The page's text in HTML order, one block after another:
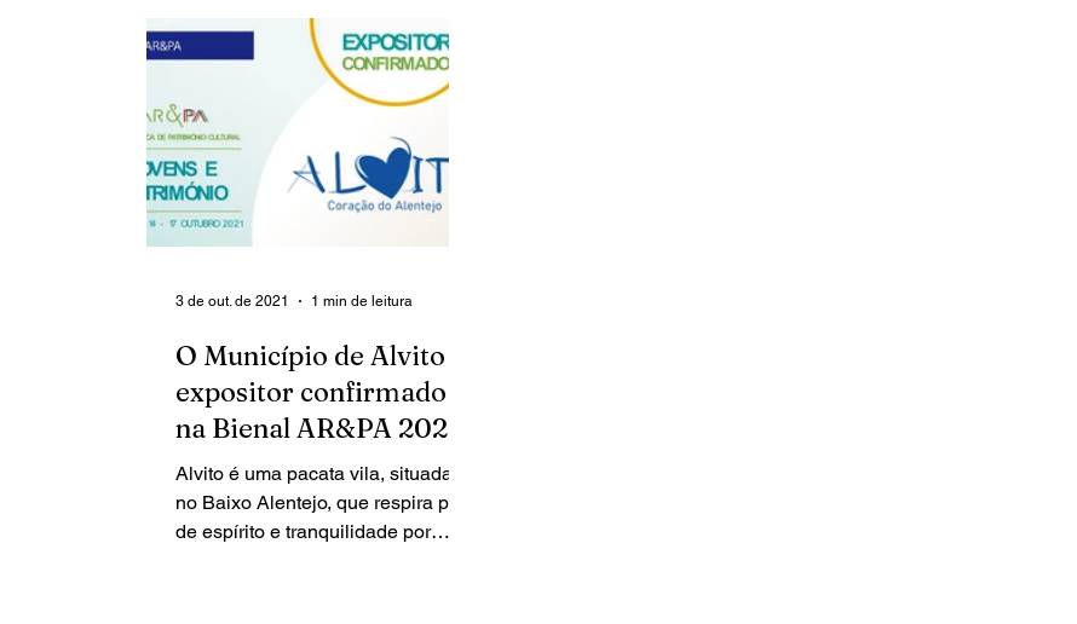
O Município de Alvito é
expositor confirmado
na Bienal AR&PA 2021
Alvito é uma pacata vila, situada
no Baixo Alentejo, que respira paz
de espírito e tranquilidade por
3 de out. de 2021 1 min de leitura